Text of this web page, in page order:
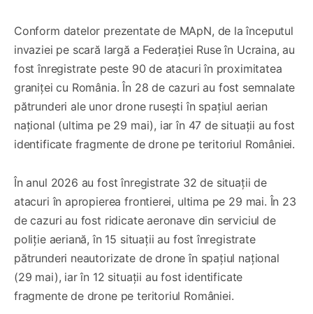
Conform datelor prezentate de MApN, de la începutul
invaziei pe scară largă a Federației Ruse în Ucraina, au
fost înregistrate peste 90 de atacuri în proximitatea
graniței cu România. În 28 de cazuri au fost semnalate
pătrunderi ale unor drone rusești în spațiul aerian
național (ultima pe 29 mai), iar în 47 de situații au fost
identificate fragmente de drone pe teritoriul României.
În anul 2026 au fost înregistrate 32 de situații de
atacuri în apropierea frontierei, ultima pe 29 mai. În 23
de cazuri au fost ridicate aeronave din serviciul de
poliție aeriană, în 15 situații au fost înregistrate
pătrunderi neautorizate de drone în spațiul național
(29 mai), iar în 12 situații au fost identificate
fragmente de drone pe teritoriul României.